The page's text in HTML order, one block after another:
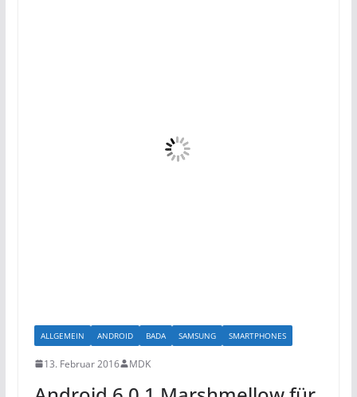
ALLGEMEIN ANDROID BADA SAMSUNG SMARTPHONES
13. Februar 2016 MDK